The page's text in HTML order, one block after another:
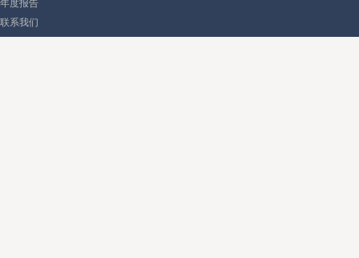
年度报告
联系我们